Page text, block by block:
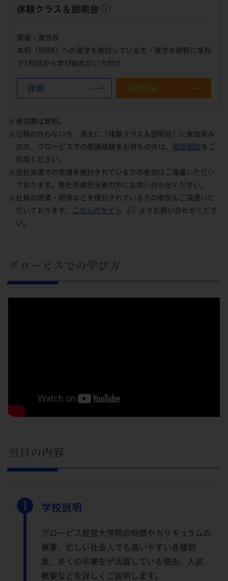
体験クラス＆説明会
開催：東京校
本科（MBA）への進学を検討している方・進学を視野に単科
で1科目から学び始めたい方向け
詳細 お申込み
参加費は無料。
日程の合わない方、過去に「体験クラス＆説明会」に参加済み
の方、グロービスでの受講経験をお持ちの方は、 個別相談 をご
利用ください。
会社派遣での受講を検討されている方の参加はご遠慮いただい
ております。貴社派遣担当者の方にお問い合わせください。
社員の派遣・研修などを検討されている方の参加もご遠慮いた
だいております。
こちらのサイト
よりお問い合わせくださ
い。
グロービスでの学び方
当日の内容
学校説明
グロービス経営大学院の特徴やカリキュラムの
概要、忙しい社会人でも通いやすい各種制
度、多くの卒業生が活躍している理由、入試
概要などを詳しくご説明します。